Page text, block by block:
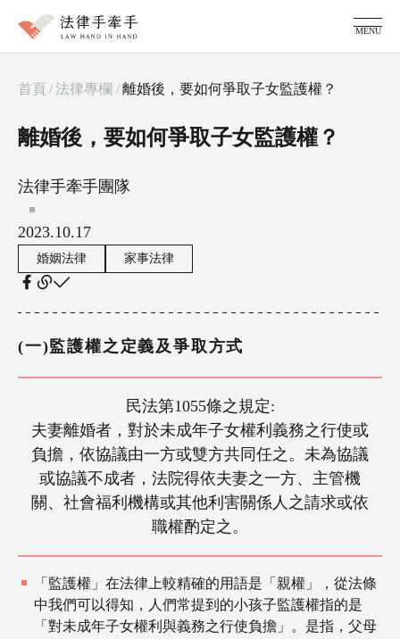
MENU
家事糾紛顧問
法律專欄
首頁 /法律專欄 / 離婚後，要如何爭取子女監護權？
離婚後，要如何爭取子女監護權？
法律手牽手團隊
2023.10.17
婚姻法律 家事法律
(一)監護權之定義及爭取方式
民法第1055條之規定:
夫妻離婚者，對於未成年子女權利義務之行使或
負擔，依協議由一方或雙方共同任之。未為協議
或協議不成者，法院得依夫妻之一方、主管機
關、社會福利機構或其他利害關係人之請求或依
職權酌定之。
「監護權」在法律上較精確的用語是「親權」，從法條
中我們可以得知，人們常提到的小孩子監護權指的是
「對未成年子女權利與義務之行使負擔」。是指，父母